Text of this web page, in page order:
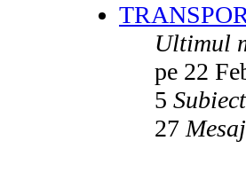
Ultimul
pe 22
5
27